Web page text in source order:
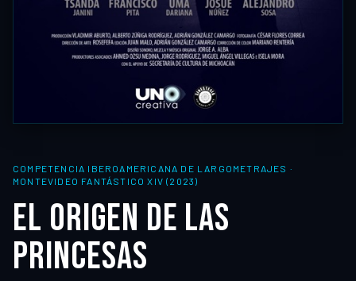
COMPETENCIA IBEROAMERICANA DE LARGOMETRAJES ·
MONTEVIDEO FANTÁSTICO XIV (2023)
EL ORIGEN DE LAS
PRINCESAS